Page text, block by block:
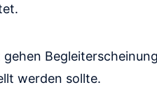
werden sollte.